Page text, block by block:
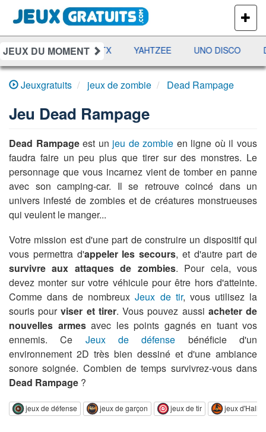
PLUS
DE
JEUX
JEUX DU MOMENT
RAMI JETX YAHTZEE UNO DISCO
Jeuxgratuits jeux de zombie Dead Rampage
Jeu Dead Rampage
Dead Rampageest un jeu de zombie en ligne où il vous
faudra faire un peu plus que tirer sur des monstres. Le
personnage que vous incarnez vient de tomber en panne
avec son camping-car. Il se retrouve coincé dans un
univers infesté de zombies et de créatures monstrueuses
qui veulent le manger...
Votre mission est d'une part de construire un dispositif qui
vous permettra d'appeler les secours, et d'autre part de
survivre aux attaques de zombies. Pour cela, vous
devez monter sur votre véhicule pour être hors d'atteinte.
Comme dans de nombreuxJeux de tir, vous utilisez la
souris pourviser et tirer. Vous pouvez aussi acheter de
nouvelles armesavec les points gagnés en tuant vos
ennemis. Ce Jeux de défense bénéficie d'un
environnement 2D très bien dessiné et d'une ambiance
sonore soignée. Combien de temps survivrez-vous dans
Dead Rampage ?
jeux de défense jeux de garçon jeux de tir jeux